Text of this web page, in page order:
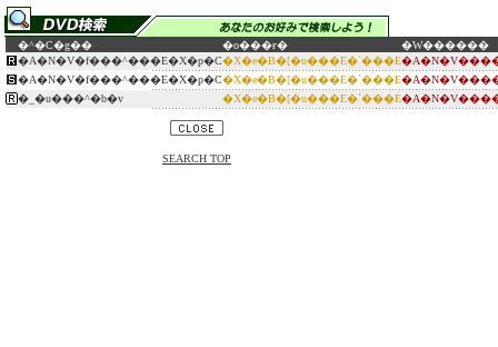
�^�C�g�� �o���ғ�
�W������
�A�N�V�f���^���E�X�p�C�X�e�B�[�u���E�`���E
�A�N�V�f���^���E�X�p�C�X�e�B�[�u���E�`���E
�_�u���^�b�v
�X�e�B�[�u���E�`���E
SEARCH TOP